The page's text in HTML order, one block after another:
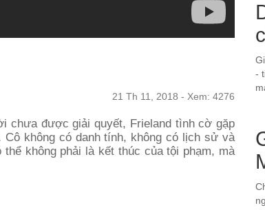
21 Th 11, 2018 - Xem: 4276
chưa được giải quyết, Frieland tình cờ gặp
không có danh tính, không có lịch sử và
không phải là kết thúc của tội phạm, mà
-